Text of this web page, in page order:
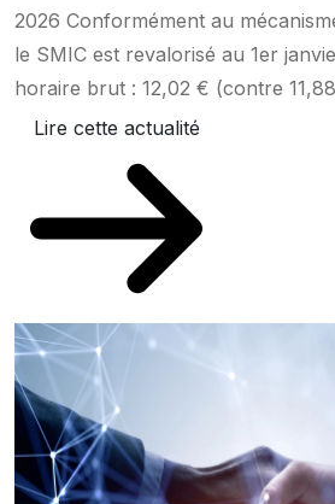
2026 Conformément au
le SMIC est revalorisé au 1er
horaire brut : 12,02 € (contre
Lire cette actualité